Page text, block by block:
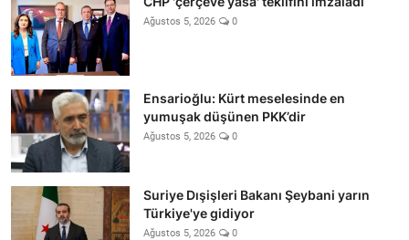
Ağustos 5, 2026 0
Ensarioğlu: Kürt meselesinde en
yumuşak düşünen PKK’dir
Ağustos 5, 2026 0
Suriye Dışişleri Bakanı Şeybani yarın
Türkiye'ye gidiyor
Ağustos 5, 2026 0